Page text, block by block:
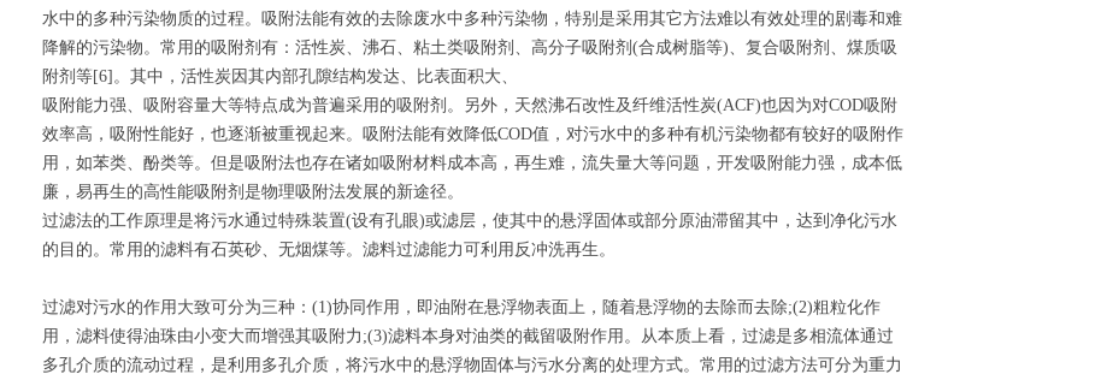
水中的多种污染物质的过程。吸附法能有效的去除废水中多种污染物，特别是采用其它方法难以有效处理的剧毒和难
降解的污染物。常用的吸附剂有：活性炭、沸石、粘土类吸附剂、高分子吸附剂(合成树脂等)、复合吸附剂、煤质吸
附剂等[6]。其中，活性炭因其内部孔隙结构发达、比表面积大、
吸附能力强、吸附容量大等特点成为普遍采用的吸附剂。另外，天然沸石改性及纤维活性炭(ACF)也因为对COD吸附
效率高，吸附性能好，也逐渐被重视起来。吸附法能有效降低COD值，对污水中的多种有机污染物都有较好的吸附作
用，如苯类、酚类等。但是吸附法也存在诸如吸附材料成本高，再生难，流失量大等问题，开发吸附能力强，成本低
廉，易再生的高性能吸附剂是物理吸附法发展的新途径。
过滤法的工作原理是将污水通过特殊装置(设有孔眼)或滤层，使其中的悬浮固体或部分原油滞留其中，达到净化污水
的目的。常用的滤料有石英砂、无烟煤等。滤料过滤能力可利用反冲洗再生。
过滤对污水的作用大致可分为三种：(1)协同作用，即油附在悬浮物表面上，随着悬浮物的去除而去除;(2)粗粒化作
用，滤料使得油珠由小变大而增强其吸附力;(3)滤料本身对油类的截留吸附作用。从本质上看，过滤是多相流体通过
多孔介质的流动过程，是利用多孔介质，将污水中的悬浮物固体与污水分离的处理方式。常用的过滤方法可分为重力